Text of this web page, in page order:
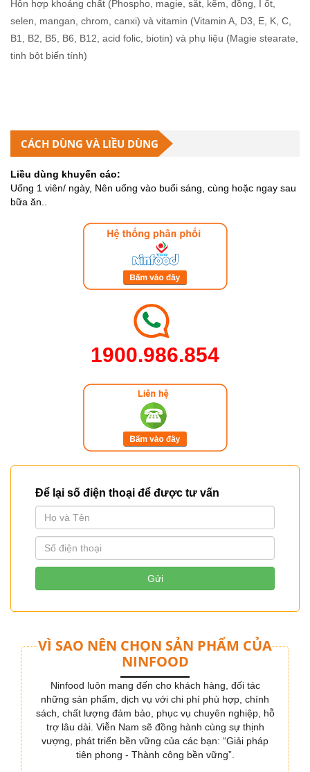
Hỗn hợp khoáng chất (Phospho, magie, sắt, kẽm, đồng, I ốt,
selen, mangan, chrom, canxi) và vitamin (Vitamin A, D3, E, K, C,
B1, B2, B5, B6, B12, acid folic, biotin) và phụ liệu (Magie stearate,
tinh bột biến tính)
CÁCH DÙNG VÀ LIỀU DÙNG
Liều dùng khuyến cáo:
Uống 1 viên/ ngày, Nên uống vào buổi sáng, cùng hoặc ngay sau
bữa ăn..
1900.986.854
Để lại số điện thoại để được tư vấn
Gửi
VÌ SAO NÊN CHỌN SẢN PHẨM CỦA
NINFOOD
Ninfood luôn mang đến cho khách hàng, đối tác
những sản phẩm, dịch vụ với chi phí phù hợp, chính
sách, chất lượng đảm bảo, phục vụ chuyên nghiệp, hỗ
trợ lâu dài. Viễn Nam sẽ đồng hành cùng sự thịnh
vượng, phát triển bền vững của các bạn: “Giải pháp
tiên phong - Thành công bền vững”.